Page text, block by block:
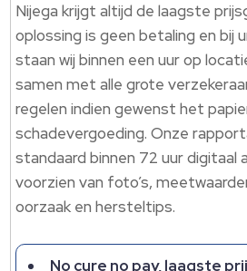
Nijega krijgt altijd de laagste
oplossing is geen betaling en bij
staan wij binnen een uur op
samen met alle grote
regelen indien gewenst het
schadevergoeding.​ Onze
standaard binnen 72 uur digitaal
voorzien van foto’s,
oorzaak en hersteltips.​
No cure no pay, laagste